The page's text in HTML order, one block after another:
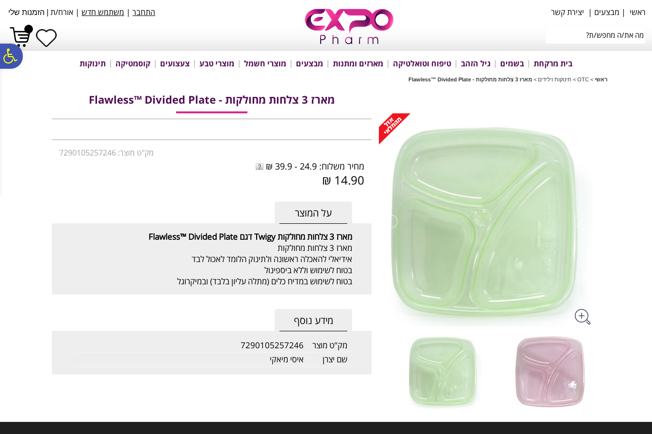
נגישות
אתר
המרכזי
ראשי | מבצעים | יצירת קשר התחבר | משתמש חדש | אורח/ת הזמנות שלי
בית מרקחת בשמים גיל הזהב טיפוח וטואלטיקה מארזים ומתנות מבצעים מוצרי חשמל מוצרי טבע צעצועים קוסמטיקה תינוקות
ראשי >
OTC
> תינוקות וילידים > מארז 3 צלחות מחולקות - Flawless™ Divided Plate
מארז 3 צלחות מחולקות - Flawless™ Divided Plate
מק"ט מוצר: 7290105257246
מחיר משלוח: 24.9 - 39.9 ₪
14.90 ₪
על המוצר
מארז 3 צלחות מחולקות Twigy דגם
Flawless™ Divided Plate
מארז 3 צלחות מחולקות
אידיאלי להאכלה ראשונה ולתינוק הלומד לאכול לבד
בטוח לשימוש וללא ביספינול
בטוח לשימוש במדיח כלים (מתלה עליון בלבד) ובמיקרוגל
מידע נוסף
מק"ט מוצר
7290105257246
שם יצרן
איסי מיאקי